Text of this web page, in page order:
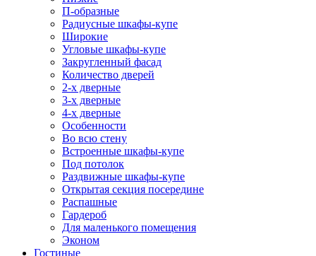
П-образные
Радиусные шкафы-купе
Широкие
Угловые шкафы-купе
Закругленный фасад
Количество дверей
2-х дверные
3-х дверные
4-х дверные
Особенности
Во всю стену
Встроенные шкафы-купе
Под потолок
Раздвижные шкафы-купе
Открытая секция посередине
Распашные
Гардероб
Для маленького помещения
Эконом
Гостиные